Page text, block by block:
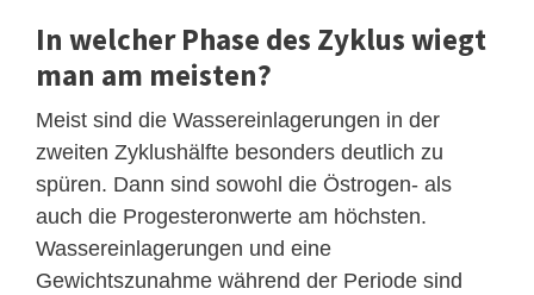
In welcher Phase des Zyklus wiegt
man am meisten?
Meist sind die Wassereinlagerungen in der
zweiten Zyklushälfte besonders deutlich zu
spüren. Dann sind sowohl die Östrogen- als
auch die Progesteronwerte am höchsten.
Wassereinlagerungen und eine
Gewichtszunahme während der Periode sind